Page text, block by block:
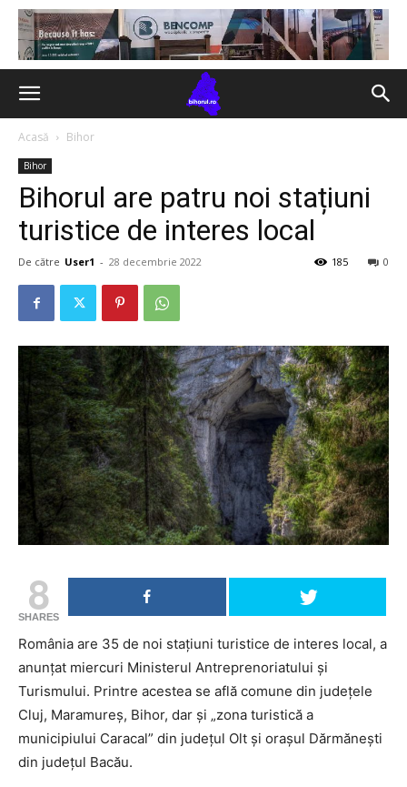
Acasă Bihor
Bihor
Bihorul are patru noi stațiuni
turistice de interes local
De către User1 - 28 decembrie 2022 0
185
8
SHARES
România are 35 de noi staţiuni turistice de interes local, a
anunţat miercuri Ministerul Antreprenoriatului şi
Turismului. Printre acestea se află comune din județele
Cluj, Maramureș, Bihor, dar și „zona turistică a
municipiului Caracal” din judeţul Olt și oraşul Dărmăneşti
din judeţul Bacău.